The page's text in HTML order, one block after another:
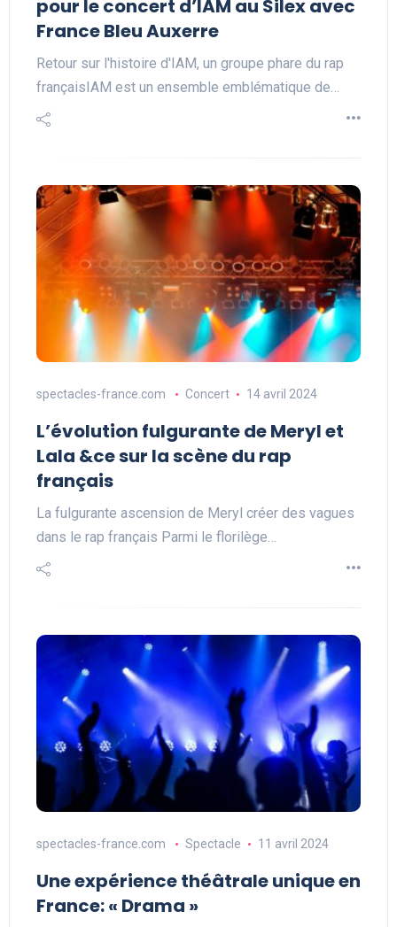
pour le concert d’IAM au Silex avec
France Bleu Auxerre
Retour sur l'histoire d'IAM, un groupe phare du rap
françaisIAM est un ensemble emblématique de…
spectacles-france.com Concert 14 avril 2024
L’évolution fulgurante de Meryl et
Lala &ce sur la scène du rap
français
La fulgurante ascension de Meryl créer des vagues
dans le rap français Parmi le florilège…
spectacles-france.com Spectacle 11 avril 2024
Une expérience théâtrale unique en
France: « Drama »